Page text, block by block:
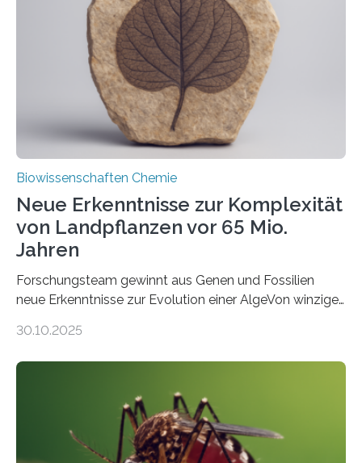
peroxisomalen Proteintransports in der Bäckerhefe
Saccharomyces cerevisiae entdeckt, der für die
Funktionsfähigkeit der Organellen entscheidend ist. Die
Studie wurde am 28. Oktober 2025 in der
Fachzeitschrift…
Biowissenschaften Chemie
Neue Erkenntnisse zur Komplexität
von Landpflanzen vor 65 Mio.
Jahren
Forschungsteam gewinnt aus Genen und Fossilien
neue Erkenntnisse zur Evolution einer AlgeVon winzigen
Landpflanzen zählen zu den komplexesten
Grünalgen, die vor Hunderten von Millionen Jahren
lebten. Unter den Vorfahren sticht eine Gruppe heraus,
die noch heute in der Natur vorkommt: die
Süßwasseralge Coleochaetophyceae. Einige Arten
30.10.2025